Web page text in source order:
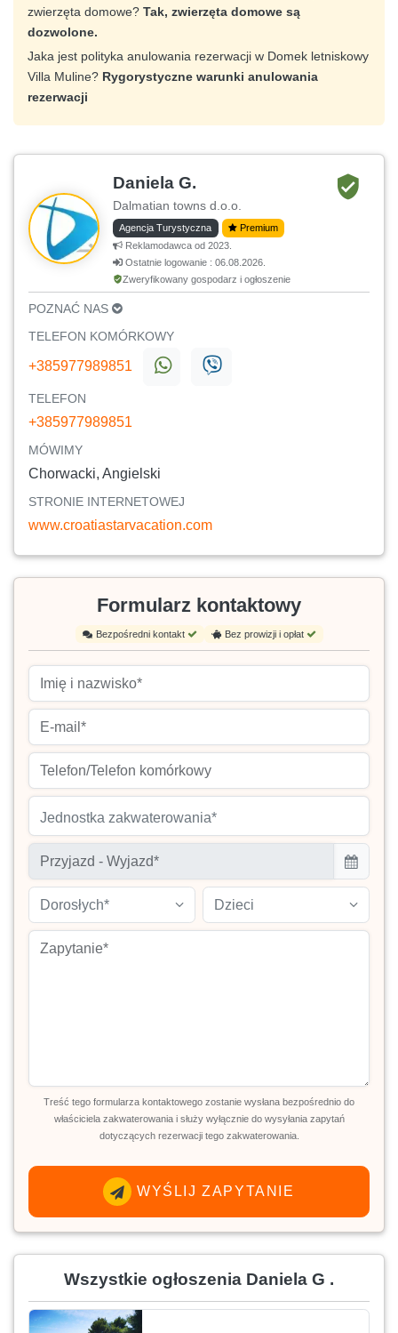
zwierzęta domowe? Tak, zwierzęta domowe są
dozwolone.
Jaka jest polityka anulowania rezerwacji w Domek letniskowy
Villa Muline? Rygorystyczne warunki anulowania
rezerwacji
Daniela G.
Dalmatian towns d.o.o.
Agencja Turystyczna
Premium
Reklamodawca od 2023.
Ostatnie logowanie : 06.08.2026.
Zweryfikowany gospodarz i ogłoszenie
POZNAĆ NAS
TELEFON KOMÓRKOWY
+385977989851
TELEFON
+385977989851
MÓWIMY
Chorwacki, Angielski
STRONIE INTERNETOWEJ
www.croatiastarvacation.com
Formularz kontaktowy
Bezpośredni kontakt Bez prowizji i opłat
Jednostka zakwaterowania*
Dorosłych* Dzieci
Treść tego formularza kontaktowego zostanie wysłana bezpośrednio do
właściciela zakwaterowania i służy wyłącznie do wysyłania zapytań
dotyczących rezerwacji tego zakwaterowania.
WYŚLIJ ZAPYTANIE
Wszystkie ogłoszenia Daniela G .